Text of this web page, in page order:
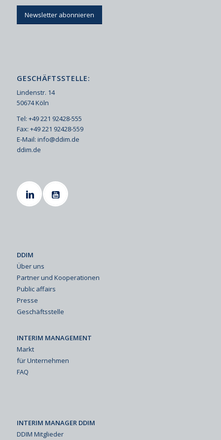
Newsletter abonnieren
GESCHÄFTSSTELLE:
Lindenstr. 14
50674 Köln
Tel: +49 221 92428-555
Fax: +49 221 92428-559
E-Mail: info@ddim.de
ddim.de
DDIM
Über uns
Partner und Kooperationen
Public affairs
Presse
Geschäftsstelle
INTERIM MANAGEMENT
Markt
für Unternehmen
FAQ
INTERIM MANAGER DDIM
DDIM Mitglieder